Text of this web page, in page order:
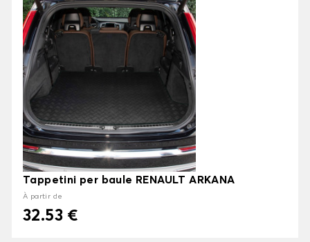
Tappetini per baule RENAULT ARKANA
À partir de
32.53 €